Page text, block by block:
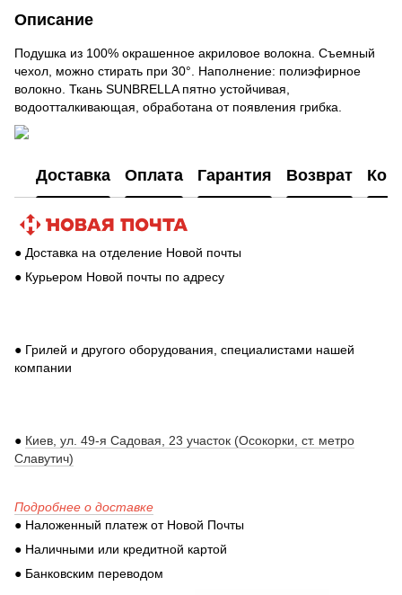
Описание
Подушка из 100% окрашенное акриловое волокна. Съемный
чехол, можно стирать при 30°. Наполнение: полиэфирное
волокно. Ткань SUNBRELLA пятно устойчивая,
водоотталкивающая, обработана от появления грибка.
Доставка Оплата Гарантия Возврат
● Доставка на отделение Новой почты
● Курьером Новой почты по адресу
● Грилей и другого оборудования, специалистами нашей
компании
● Киев, ул. 49-я Садовая, 23 участок (Осокорки, ст. метро
Славутич)
Подробнее о доставке
● Наложенный платеж от Новой Почты
● Наличными или кредитной картой
● Банковским переводом